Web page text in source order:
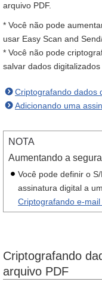
arquivo PDF.
* Você não pode
usar Easy Scan and
* Você não pode
salvar dados
Criptografando dados
Adicionando uma
NOTA
Aumentando a
Você pode definir o
assinatura digital a
Criptografando e-
Criptografando
arquivo PDF